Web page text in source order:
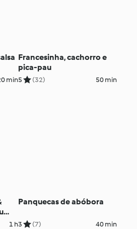
min
Francesinha, cachorro e
pica-pau
5 (32) 50 min
1 h
Panquecas de abóbora
3 (7) 40 min